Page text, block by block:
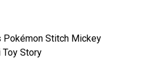
Pokémon Stitch Mickey
Toy Story